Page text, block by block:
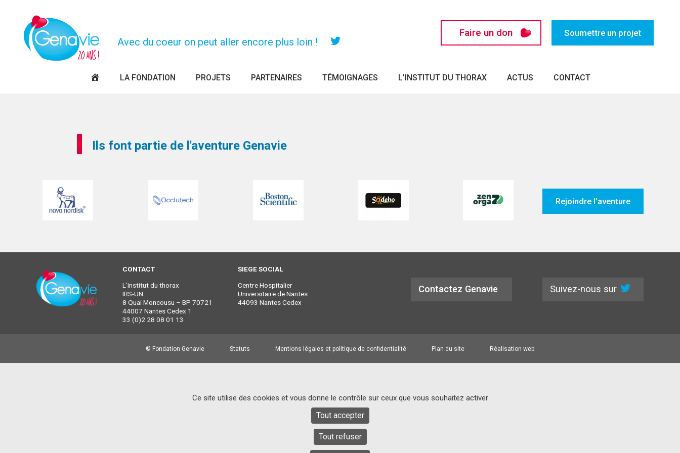
Avec du coeur on peut aller encore plus loin !
Faire un don Soumettre un projet
LA FONDATION PROJETS PARTENAIRES TÉMOIGNAGES L’INSTITUT DU THORAX ACTUS CONTACT
Ils font partie de l'aventure Genavie
Rejoindre l'aventure
CONTACT
L’institut du thorax
IRS-UN
8 Quai Moncousu – BP 70721
44007 Nantes Cedex 1
33 (0)2 28 08 01 13
SIEGE SOCIAL
Centre Hospitalier
Universitaire de Nantes
44093 Nantes Cedex
Contactez Genavie Suivez-nous sur
© Fondation Genavie Statuts Mentions légales et politique de confidentialité Plan du site Réalisation web
Ce site utilise des cookies et vous donne le contrôle sur ceux que vous souhaitez activer
Tout accepter
Tout refuser